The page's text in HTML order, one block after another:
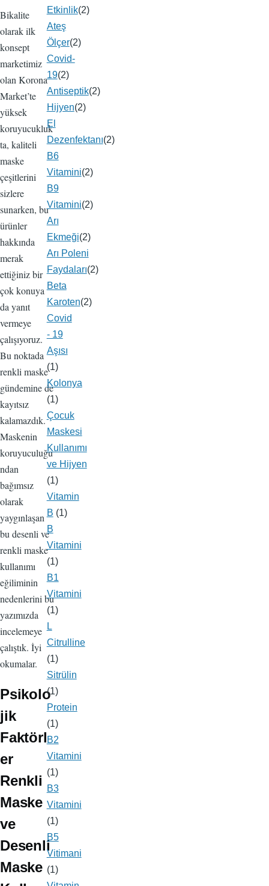
Bikalite
olarak ilk
konsept
marketimiz
olan Korona
Market’te
yüksek
koruyucukluk
ta, kaliteli
maske
çeşitlerini
sizlere
sunarken, bu
ürünler
hakkında
merak
ettiğiniz bir
çok konuya
da yanıt
vermeye
çalışıyoruz.
Bu noktada
renkli maske
gündemine de
kayıtsız
kalamazdık.
Maskenin
koruyuculuğu
ndan
bağımsız
olarak
yaygınlaşan
bu desenli ve
renkli maske
kullanımı
eğiliminin
nedenlerini bu
yazımızda
incelemeye
çalıştık. İyi
okumalar.
Psikolo
jik
Faktörl
er
Renkli
Maske
ve
Desenli
Maske
Etkinlik(2)
Ateş
Ölçer(2)
Covid-
19(2)
Antiseptik(2)
Hijyen(2)
El
Dezenfektanı(2)
B6
Vitamini(2)
B9
Vitamini(2)
Arı
Ekmeği(2)
Arı Poleni
Faydaları(2)
Beta
Karoten(2)
Covid
- 19
Aşısı
(1)
Kolonya
(1)
Çocuk
Maskesi
Kullanımı
ve Hijyen
(1)
Vitamin
B (1)
B
Vitamini
(1)
B1
Vitamini
(1)
L
Citrulline
(1)
Sitrülin
(1)
Protein
(1)
B2
Vitamini
(1)
B3
Vitamini
(1)
B5
Vitimani
(1)